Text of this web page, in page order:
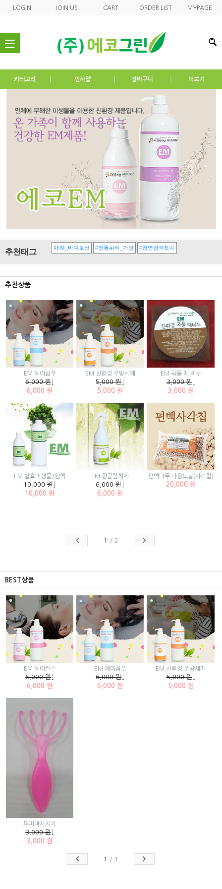
LOGIN JOIN US CART ORDER LIST MYPAGE
카테고리 인사말 장바구니 더보기
nav
추천태그 #EM_바디로션 #전통뉘비_가방 #천연염색토시
추천상품
EM 헤어샴푸
6,000 원
6,000 원
EM 친환경 주방세제
5,000 원↓
5,000 원
EM 곡물 때 비누
3,000 원↓
3,000 원
EM 발효미생물/원액
10,000 원
10,000 원
EM 향균탈취제
6,000 원↓
6,000 원
편백나무 다용도볼(사각칩)
20,000 원
1 / 2
BEST상품
EM 헤어린스
6,000 원
6,000 원
EM 헤어샴푸
6,000 원↓
6,000 원
EM 친환경 주방세제
5,000 원↓
5,000 원
두피마사지기
3,000 원
3,000 원
1 / 1